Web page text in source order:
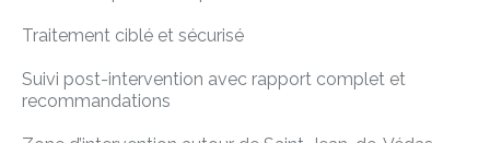
Traitement ciblé et sécurisé
Suivi post-intervention avec rapport complet et
recommandations